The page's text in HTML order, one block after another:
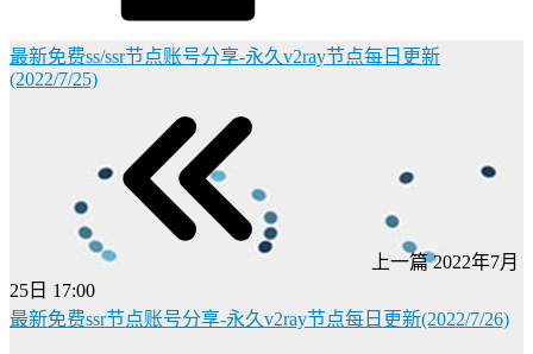
最新免费ss/ssr节点账号分享-永久v2ray节点每日更新
(2022/7/25)
上一篇 2022年7月
25日 17:00
最新免费ssr节点账号分享-永久v2ray节点每日更新(2022/7/26)